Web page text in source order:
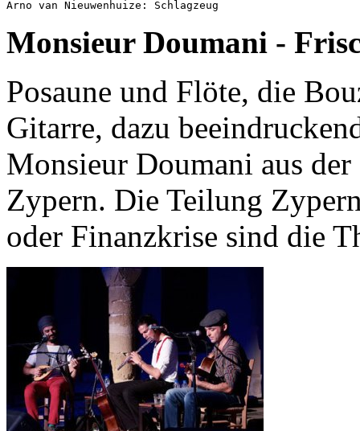
Monsieur Doumani -
Posaune und Flöte, die
Gitarre, dazu
Monsieur Doumani aus
Zypern. Die Teilung
oder Finanzkrise sind die